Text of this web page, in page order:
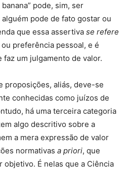
pode, sim, ser
pode de fato gostar ou
que essa assertiva se refere
preferência pessoal, e é
um julgamento de valor.
proposições, aliás, deve-se
conhecidas como juízos de
há uma terceira categoria
algo descritivo sobre a
a mera expressão de valor
normativas a priori, que
É nelas que a Ciência